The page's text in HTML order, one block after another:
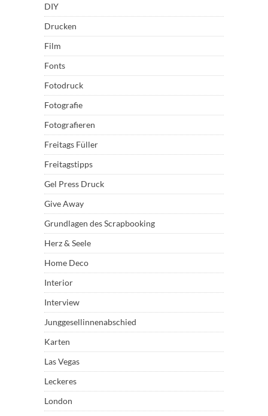
DIY
Drucken
Film
Fonts
Fotodruck
Fotografie
Fotografieren
Freitags Füller
Freitagstipps
Gel Press Druck
Give Away
Grundlagen des Scrapbooking
Herz & Seele
Home Deco
Interior
Interview
Junggesellinnenabschied
Karten
Las Vegas
Leckeres
London